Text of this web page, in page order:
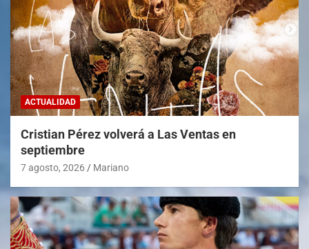
ACTUALIDAD
Cristian Pérez volverá a Las Ventas en
septiembre
7 agosto, 2026 Mariano